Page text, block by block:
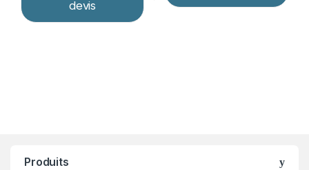
devis
Produits